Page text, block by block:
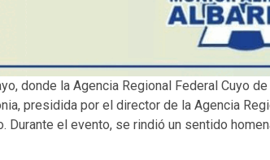
donde la Agencia Regional Federal Cuyo
presidida por el director de la Agencia
el evento, se rindió un sentido